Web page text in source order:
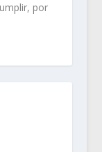
por